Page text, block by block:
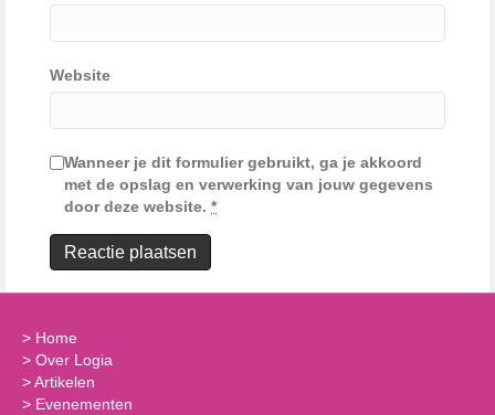
Website
Wanneer je dit formulier gebruikt, ga je akkoord
met de opslag en verwerking van jouw gegevens
door deze website. *
> Home
> Over Logia
>Artikelen
> Evenementen